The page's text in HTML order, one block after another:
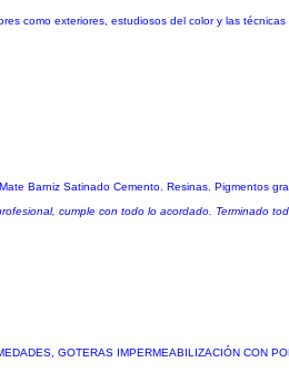
como exteriores, estudiosos del color y las técnicas
Barniz Satinado Cemento. Resinas. Pigmentos
cumple con todo lo acordado. Terminado
GOTERAS IMPERMEABILIZACIÓN CON